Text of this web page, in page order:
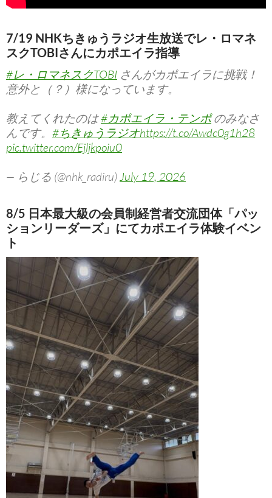
7/19 NHKちきゅうラジオ生放送でレ・ロマネ
スクTOBIさんにカポエイラ指導
#レ・ロマネスクTOBI さんがカポエイラに挑戦！
意外と（？）様になっています。
教えてくれたのは#カポエイラ・テンポのみなさ
んです。 #ちきゅうラジオhttps://t.co/Awdc0g1h28
pic.twitter.com/Ejljkpoiu0
— らじる (@nhk_radiru) July 19, 2026
8/5 日本最大級の会員制経営者交流団体「パッ
ションリーダーズ」にてカポエイラ体験イベン
ト